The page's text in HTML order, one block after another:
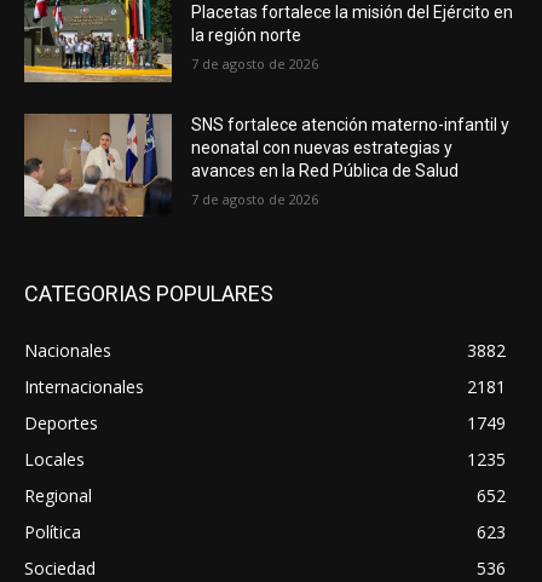
Placetas fortalece la misión del Ejército en
la región norte
7 de agosto de 2026
SNS fortalece atención materno-infantil y
neonatal con nuevas estrategias y
avances en la Red Pública de Salud
7 de agosto de 2026
CATEGORIAS POPULARES
Nacionales
3882
Internacionales
2181
Deportes
1749
Locales
1235
Regional
652
Política
623
Sociedad
536